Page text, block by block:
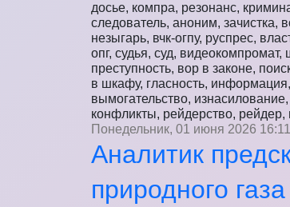
досье, компра, резонанс,
следователь, аноним, зачистка,
незыгарь, вчк-огпу, руспрес,
опг, судья, суд, видеокомпромат,
преступность, вор в законе,
в шкафу, гласность,
вымогательство,
конфликты, рейдерство,
Понедельник, 01 июня 2026 16:11
Аналитик
природного